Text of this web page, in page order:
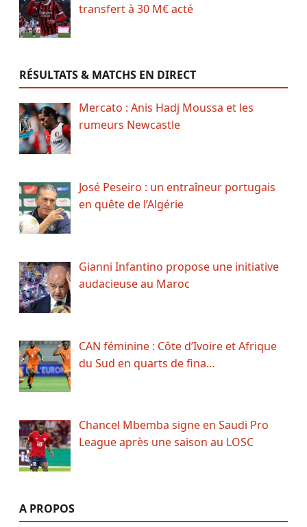
transfert à 30 M€ acté
RÉSULTATS & MATCHS EN DIRECT
Mercato : Anis Hadj Moussa et les
rumeurs Newcastle
José Peseiro : un entraîneur portugais
en quête de l’Algérie
Gianni Infantino propose une initiative
audacieuse au Maroc
CAN féminine : Côte d’Ivoire et Afrique
du Sud en quarts de fina…
Chancel Mbemba signe en Saudi Pro
League après une saison au LOSC
A PROPOS